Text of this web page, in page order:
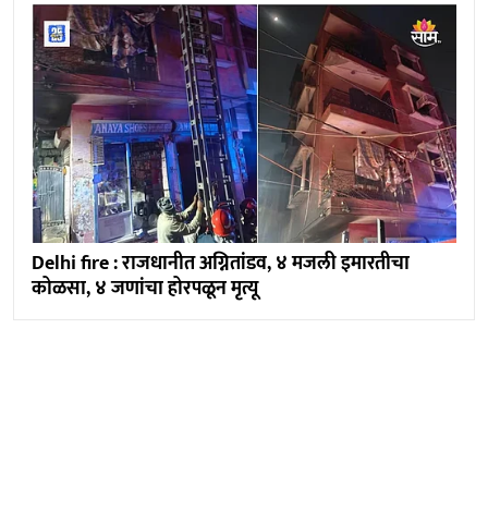
Delhi fire : राजधानीत अग्नितांडव, ४ मजली इमारतीचा
कोळसा, ४ जणांचा होरपळून मृत्यू